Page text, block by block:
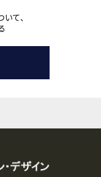
参考情報として利
様
いたします。
ずれかの方法とい
めに利用いたしま
めに利用いたし
ずれかの方法とい
て、